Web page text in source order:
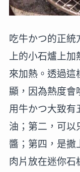
吃牛かつ的正統
上的小石爐上
來加熱。透過這
顯，因為熱度會
用牛かつ大致有
油；第二，可以
醬；第四，是撒
肉片放在迷你石